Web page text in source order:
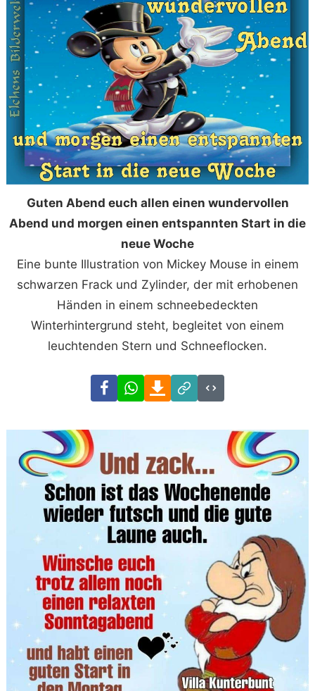
Guten Abend euch allen einen wundervollen
Abend und morgen einen entspannten Start in die
neue Woche
Eine bunte Illustration von Mickey Mouse in einem
schwarzen Frack und Zylinder, der mit erhobenen
Händen in einem schneebedeckten
Winterhintergrund steht, begleitet von einem
leuchtenden Stern und Schneeflocken.
FacebookWhatsAppDownload
Link
Code